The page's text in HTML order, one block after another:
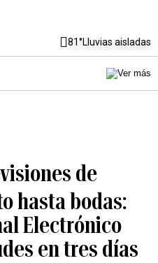
81°Lluvias aisladas
de
hasta bodas:
Electrónico
en tres días